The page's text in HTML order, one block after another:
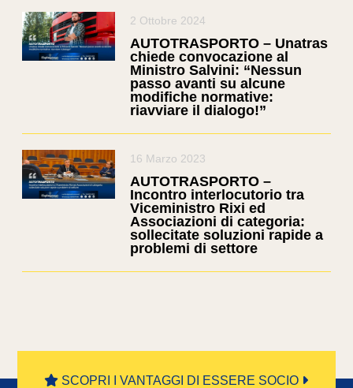
2 Ottobre 2024
AUTOTRASPORTO – Unatras
chiede convocazione al
Ministro Salvini: “Nessun
passo avanti su alcune
modifiche normative:
riavviare il dialogo!”
16 Marzo 2023
AUTOTRASPORTO –
Incontro interlocutorio tra
Viceministro Rixi ed
Associazioni di categoria:
sollecitate soluzioni rapide a
problemi di settore
SCOPRI I VANTAGGI DI ESSERE SOCIO